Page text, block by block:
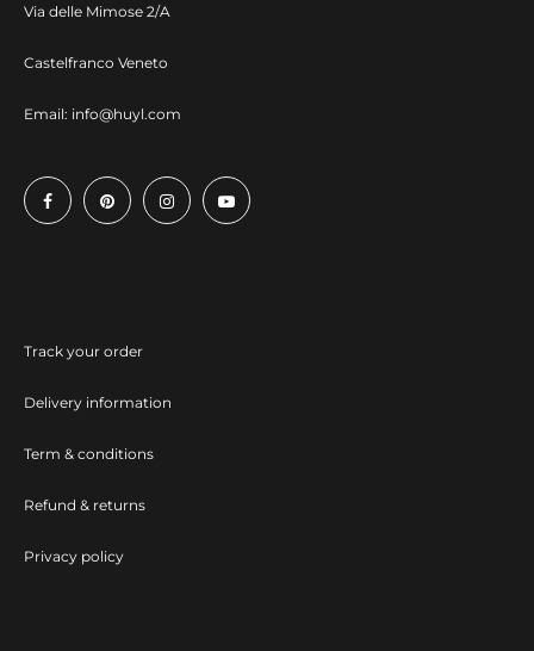
Via delle Mimose 2/A
Castelfranco Veneto
Email: info@huyl.com
Track your order
Delivery information
Term & conditions
Refund & returns
Privacy policy